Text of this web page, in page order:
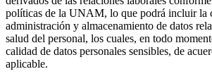
políticas de la UNAM, lo que podrá incluir la
administración y almacenamiento de datos
salud del personal, los cuales, en todo
calidad de datos personales sensibles, de
aplicable.